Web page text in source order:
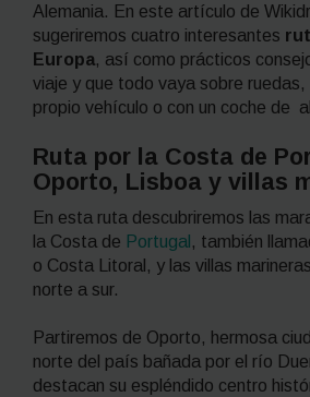
Alemania. En este artículo de
sugeriremos cuatro interesantes
Europa, así como prácticos
viaje y que todo vaya sobre
propio vehículo o con un coche de
Ruta por la Costa de
Oporto, Lisboa y villas
En esta ruta descubriremos las
la Costa de Portugal , también
o Costa Litoral, y las villas
norte a sur.
Partiremos de Oporto, hermosa
norte del país bañada por el río
destacan su espléndido centro